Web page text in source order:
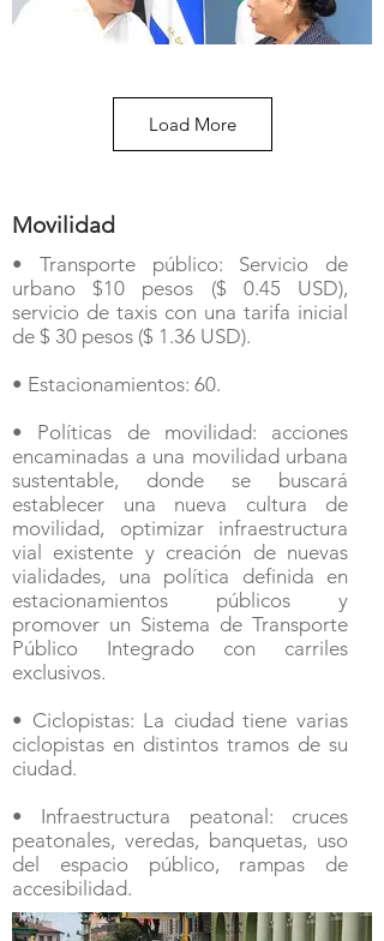
Load More
Movilidad
• Transporte público: Servicio de
urbano $10 pesos ($ 0.45 USD),
servicio de taxis con una tarifa inicial
de $ 30 pesos ($ 1.36 USD).
• Estacionamientos: 60.
• Políticas de movilidad: acciones
encaminadas a una movilidad urbana
sustentable, donde se buscará
establecer una nueva cultura de
movilidad, optimizar infraestructura
vial existente y creación de nuevas
vialidades, una política definida en
estacionamientos públicos y
promover un Sistema de Transporte
Público Integrado con carriles
exclusivos.
• Ciclopistas: La ciudad tiene varias
ciclopistas en distintos tramos de su
ciudad.
• Infraestructura peatonal: cruces
peatonales, veredas, banquetas, uso
del espacio público, rampas de
accesibilidad.